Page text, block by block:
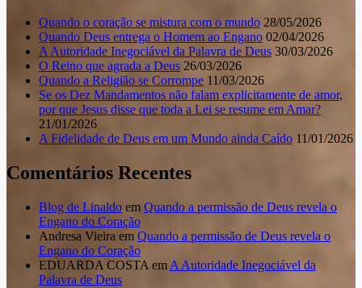
Quando o coração se mistura com o mundo 28/05/2026
Quando Deus entrega o Homem ao Engano 02/04/2026
A Autoridade Inegociável da Palavra de Deus 30/03/2026
O Reino que agrada a Deus 26/03/2026
Quando a Religião se Corrompe 11/03/2026
Se os Dez Mandamentos não falam explicitamente de amor,
por que Jesus disse que toda a Lei se resume em Amar?
21/01/2026
A Fidelidade de Deus em um Mundo ainda Caído 11/01/2026
Comentários Recentes
Blog de Linaldo em Quando a permissão de Deus revela o
Engano do Coração
Andresa Vieira em Quando a permissão de Deus revela o
Engano do Coração
EDUARDA COSTA em A Autoridade Inegociável da
Palavra de Deus